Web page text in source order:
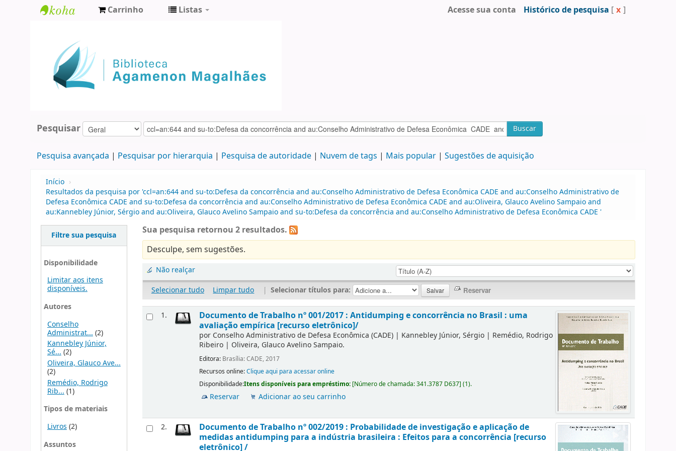
Agamenon
Magalhães
Carrinho Listas Acesse sua conta Histórico de pesquisa [ x ]
Pesquisar Buscar
Pesquisa avançada Pesquisar por hierarquia Pesquisa de autoridade Nuvem de tags Mais popular Sugestões de aquisição
Início ›
Resultados da pesquisa por 'ccl=an:644 and su-to:Defesa da concorrência and au:Conselho Administrativo de Defesa Econômica CADE and au:Conselho Administrativo de
Defesa Econômica CADE and su-to:Defesa da concorrência and au:Conselho Administrativo de Defesa Econômica CADE and au:Oliveira, Glauco Avelino Sampaio and
au:Kannebley Júnior, Sérgio and au:Oliveira, Glauco Avelino Sampaio and su-to:Defesa da concorrência and au:Conselho Administrativo de Defesa Econômica CADE '
Filtre sua pesquisa
Disponibilidade
Limitar aos itens
disponíveis.
Autores
Conselho
Administrat... (2)
Kannebley Júnior,
Sé...(2)
Oliveira, Glauco Ave...
(2)
Remédio, Rodrigo
Rib... (1)
Tipos de materiais
Livros (2)
Assuntos
Sua pesquisa retornou 2 resultados.
Desculpe, sem sugestões.
Não realçar
Selecionar tudo
Limpar tudo | Selecionar títulos para:
1.
Documento de Trabalho nº 001/2017 : Antidumping e concorrência no Brasil : uma
avaliação empírica [recurso eletrônico]/
por Conselho Administrativo de Defesa Econômica (CADE) | Kannebley Júnior, Sérgio | Remédio, Rodrigo
Ribeiro | Oliveira, Glauco Avelino Sampaio.
Editora: Brasília: CADE, 2017
Recursos online:Clique aqui para acessar online
Disponibilidade:Itens disponíveis para empréstimo: [Número de chamada:341.3787 D637](1).
Reservar Adicionar ao seu carrinho
2.
Documento de Trabalho nº 002/2019 : Probabilidade de investigação e aplicação de
medidas antidumping para a indústria brasileira : Efeitos para a concorrência [recurso
eletrônico] /